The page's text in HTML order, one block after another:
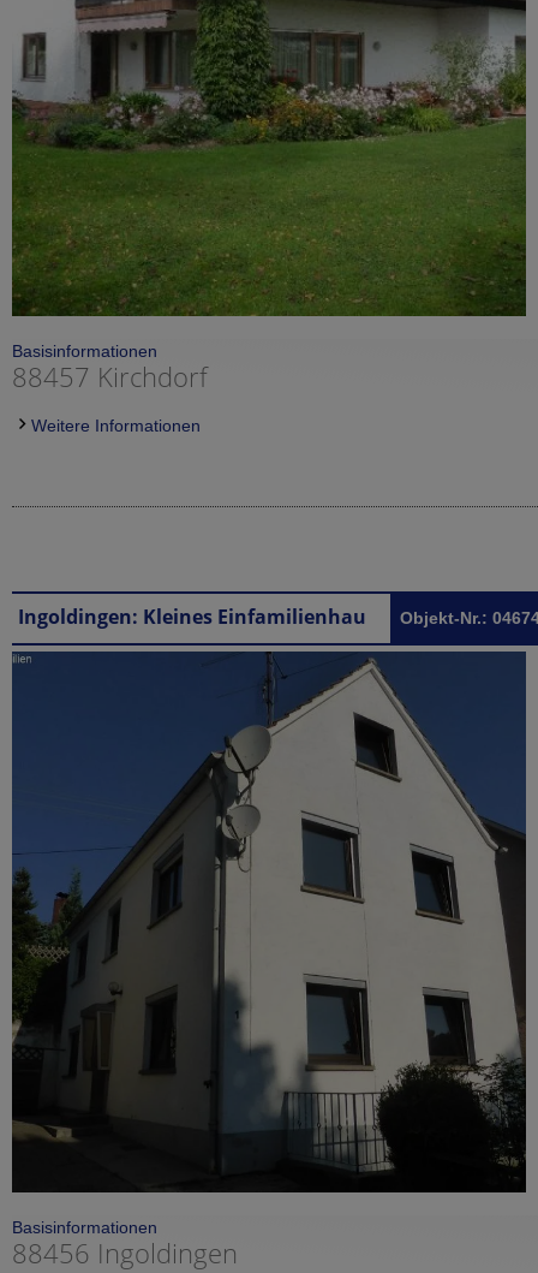
Basisinformationen
88457 Kirchdorf
Weitere Informationen
Objekt-Nr.:
Basisinformationen
88456 Ingoldingen